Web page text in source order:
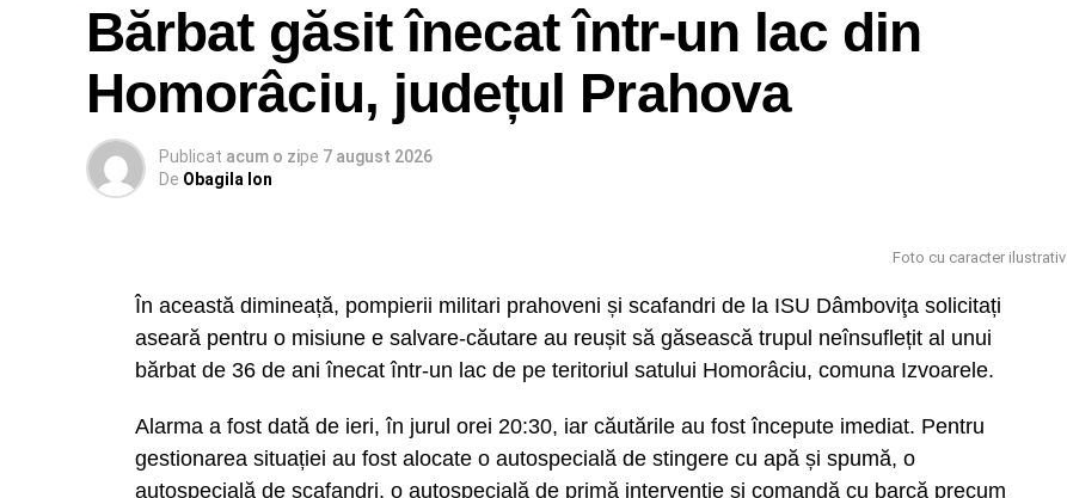
Bărbat găsit înecat într-un lac din
Homorâciu, județul Prahova
Publicat acum o zipe 7 august 2026
De Obagila Ion
Foto cu caracter ilustrativ
În această dimineață, pompierii militari prahoveni și scafandri de la ISU Dâmboviţa solicitați
aseară pentru o misiune e salvare-căutare au reușit să găsească trupul neînsuflețit al unui
bărbat de 36 de ani înecat într-un lac de pe teritoriul satului Homorâciu, comuna Izvoarele.
Alarma a fost dată de ieri, în jurul orei 20:30, iar căutările au fost începute imediat. Pentru
gestionarea situației au fost alocate o autospecială de stingere cu apă și spumă, o
autospecială de scafandri, o autospecială de primă intervenție și comandă cu barcă precum